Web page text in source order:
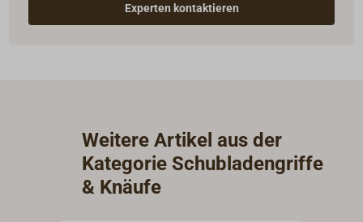
Experten kontaktieren
Weitere Artikel aus der
Kategorie Schubladengriffe
& Knäufe